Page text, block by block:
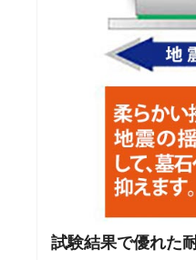
試験結果で優れた